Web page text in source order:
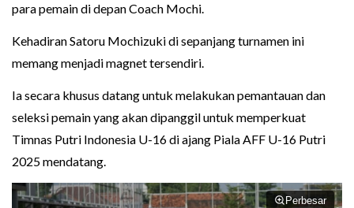
para pemain di depan Coach Mochi.
Kehadiran Satoru Mochizuki di sepanjang turnamen ini
memang menjadi magnet tersendiri.
Ia secara khusus datang untuk melakukan pemantauan dan
seleksi pemain yang akan dipanggil untuk memperkuat
Timnas Putri Indonesia U-16 di ajang Piala AFF U-16 Putri
2025 mendatang.
Perbesar